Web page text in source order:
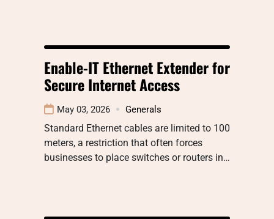
Enable-IT Ethernet Extender for
Secure Internet Access
May 03, 2026 Generals
Standard Ethernet cables are limited to 100
meters, a restriction that often forces
businesses to place switches or routers in…